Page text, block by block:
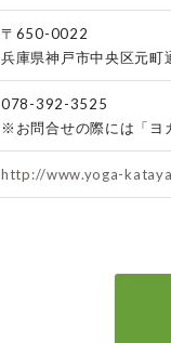
〒650-0022
兵庫県神戸市中央区元
078-392-3525
※お問合せの際には「ヨ
http://www.yoga-